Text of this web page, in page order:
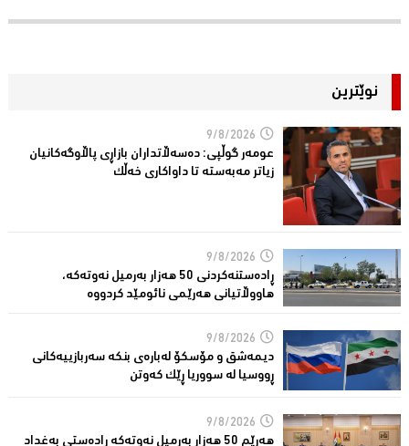
نوێترین
9/8/2026
عومه‌ر گوڵپی: ده‌سه‌ڵاتداران بازاڕی پاڵاوگه‌كانیان
زیاتر مه‌به‌سته‌ تا داواكاری خه‌ڵك
9/8/2026
ڕادەستنەکردنى 50 هەزار بەرمیل نەوتەکە،
هاووڵاتیانی هەرێمی نائومێد كردووە
9/8/2026
دیمەشق و مۆسكۆ لەبارەی بنكە سەربازییەكانی
ڕووسیا لە سووریا ڕێك كەوتن
9/8/2026
هەرێم 50 هەزار بەرمیل نەوتەکە ڕادەستى بەغداد